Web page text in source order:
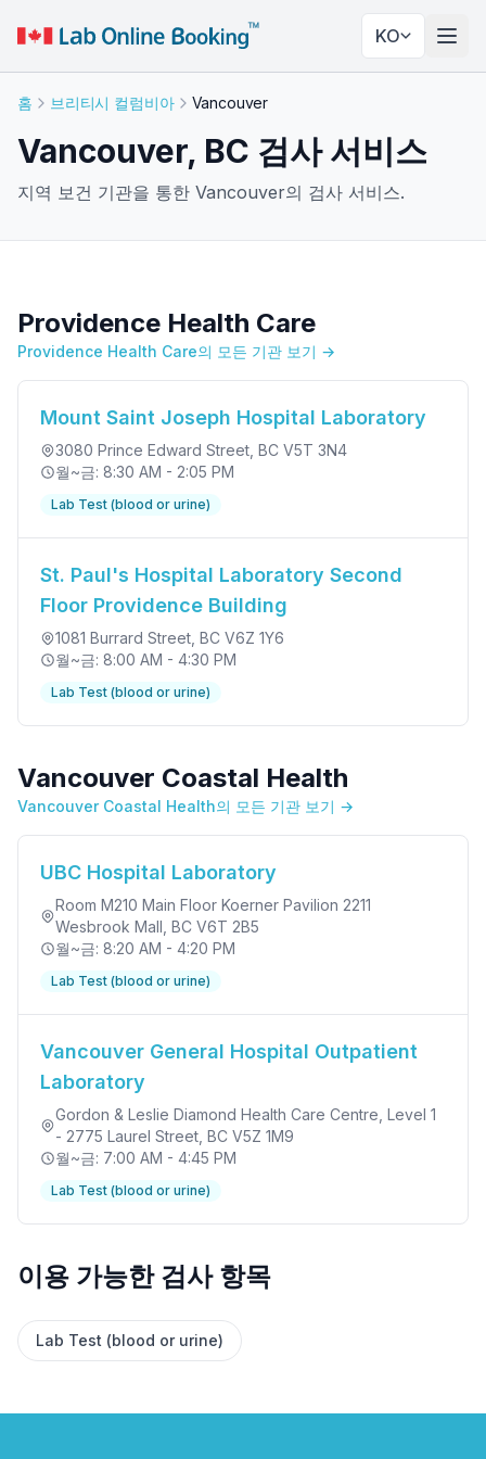
KO
네비
홈 브리티시 컬럼비아 Vancouver
Vancouver, BC 검사 서비스
지역 보건 기관을 통한 Vancouver의 검사 서비스.
Providence Health Care
Providence Health Care의 모든 기관 보기 →
Mount Saint Joseph Hospital Laboratory
3080 Prince Edward Street , BC V5T 3N4
월~금: 8:30 AM - 2:05 PM
Lab Test (blood or urine)
St. Paul's Hospital Laboratory Second
Floor Providence Building
1081 Burrard Street , BC V6Z 1Y6
월~금: 8:00 AM - 4:30 PM
Lab Test (blood or urine)
Vancouver Coastal Health
Vancouver Coastal Health의 모든 기관 보기 →
UBC Hospital Laboratory
Room M210 Main Floor Koerner Pavilion 2211
Wesbrook Mall , BC V6T 2B5
월~금: 8:20 AM - 4:20 PM
Lab Test (blood or urine)
Vancouver General Hospital Outpatient
Laboratory
Gordon & Leslie Diamond Health Care Centre, Level 1
- 2775 Laurel Street , BC V5Z 1M9
월~금: 7:00 AM - 4:45 PM
Lab Test (blood or urine)
이용 가능한 검사 항목
Lab Test (blood or urine)
예약하기 가까운 검사실 찾기